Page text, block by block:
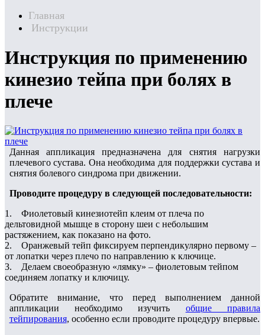
Главная
Инструкции
Инструкция по применению
кинезио тейпа при болях в
плече
Данная аппликация предназначена для снятия нагрузки
плечевого сустава. Она необходима для поддержки сустава и
снятия болевого синдрома при движении.
Проводите процедуру в следующей последовательности:
1. Фиолетовый кинезиотейп клеим от плеча по
дельтовидной мышце в сторону шеи с небольшим
растяжением, как показано на фото.
2. Оранжевый тейп фиксируем перпендикулярно первому –
от лопатки через плечо по направлению к ключице.
3. Делаем своеобразную «лямку» – фиолетовым тейпом
соединяем лопатку и ключицу.
Обратите внимание, что перед выполнением данной
аппликации необходимо изучить общие правила
тейпирования, особенно если проводите процедуру впервые.